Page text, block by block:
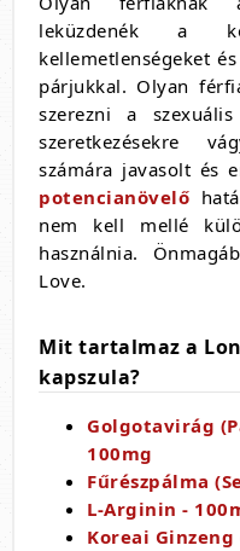
leküzdenék a
kellemetlenségeket
párjukkal. Olyan
szerezni a
szeretkezésekre
számára javasolt és
potencianövelő
nem kell mellé
használnia.
Love.
Mit tartalmaz a
kapszula?
Golgotavirág
100mg
Fűrészpálma
L-Arginin -
Koreai Ginzeng